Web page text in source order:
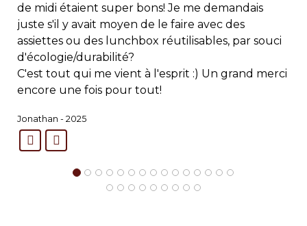
de midi étaient super bons! Je me demandais
juste s'il y avait moyen de le faire avec des
assiettes ou des lunchbox réutilisables, par souci
d'écologie/durabilité?
C'est tout qui me vient à l'esprit :) Un grand merci
encore une fois pour tout!
Jonathan - 2025